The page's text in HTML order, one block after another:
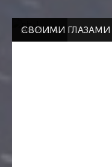
СВОИМИ ГЛАЗАМИ
АФИША
СВОИМИ ГЛАЗАМИ